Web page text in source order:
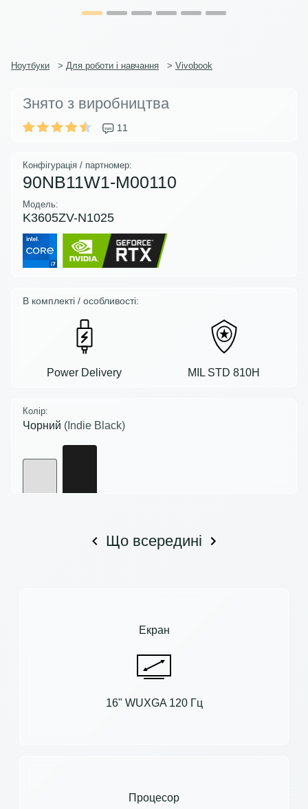
Ноутбуки > Для роботи і навчання > Vivobook
Знято з виробництва
11
Конфігурація / партномер:
90NB11W1-M00110
Модель:
K3605ZV-N1025
В комплекті / особливості:
Power Delivery MIL STD 810H
Колір:
Чорний (Indie Black)
Що всередині
Екран
16" WUXGA 120 Гц
Процесор